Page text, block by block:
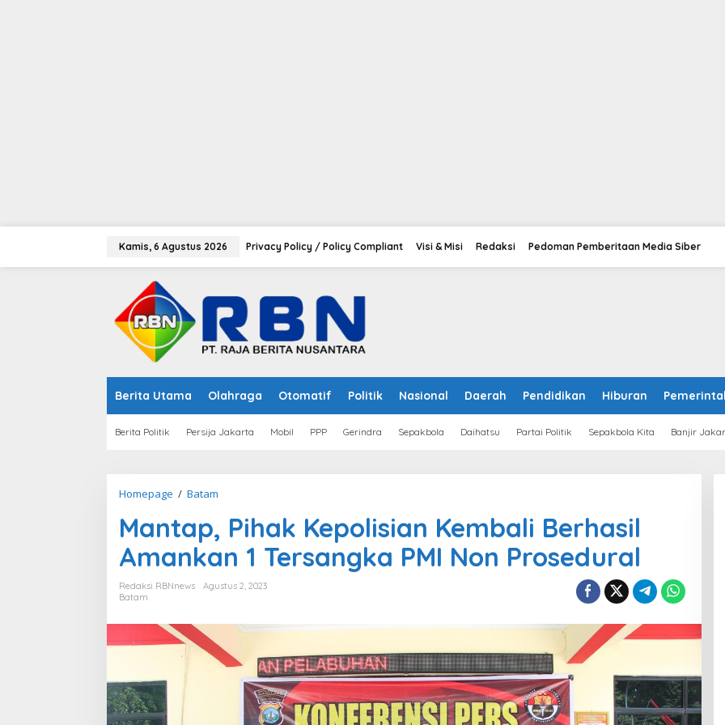
Kamis, 6 Agustus 2026 Privacy Policy / Policy Compliant Visi & Misi Redaksi Pedoman Pemberitaan Media Siber
Berita Utama Olahraga Otomatif Politik Nasional Daerah Pendidikan Hiburan
Berita Politik Persija Jakarta Mobil PPP Gerindra Sepakbola Daihatsu Partai Politik Sepakbola Kita Banjir
Homepage / Batam
t
a
p
h
k
K
Mantap, Pihak Kepolisian Kembali Berhasil
Amankan 1 Tersangka PMI Non Prosedural
Redaksi RBNnews
Agustus 2, 2023
Batam